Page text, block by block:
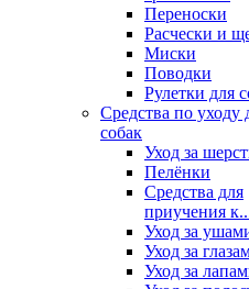
Переноски
Расчески и
Миски
Поводки
Рулетки для
Средства по уходу
собак
Уход за
Пелёнки
Средства для
приучения
Уход за
Уход за
Уход за